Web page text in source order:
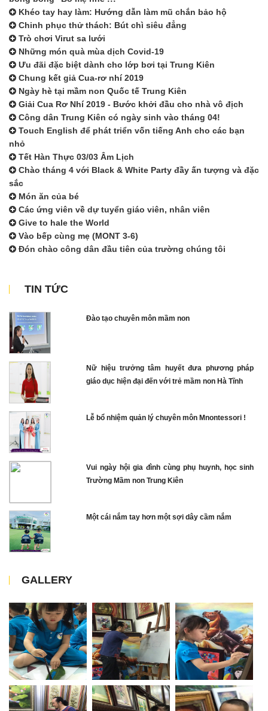
Khéo tay hay làm: Hướng dẫn làm mũ chắn bảo hộ
Chinh phục thử thách: Bút chì siêu đẳng
Trò chơi Virut sa lưới
Những món quà mùa dịch Covid-19
Ưu đãi đặc biệt dành cho lớp bơi tại Trung Kiên
Chung kết giả Cua-rơ nhí 2019
Ngày hè tại mầm non Quốc tế Trung Kiên
Giải Cua Rơ Nhí 2019 - Bước khởi đầu cho nhà vô địch
Công dân Trung Kiên có ngày sinh vào tháng 04!
Touch English để phát triển vốn tiếng Anh cho các bạn
nhỏ
Tết Hàn Thực 03/03 Âm Lịch
Chào tháng 4 với Black & White Party đầy ấn tượng và đặc
sắc
Món ăn của bé
Các ứng viên về dự tuyển giáo viên, nhân viên
Give to hale the World
Vào bếp cùng mẹ (MONT 3-6)
Đón chào công dân đầu tiên của trường chúng tôi
TIN TỨC
Đào tạo chuyên môn mầm non
Nữ hiệu trưởng tâm huyết đưa phương pháp
giáo dục hiện đại đến với trẻ mầm non Hà Tĩnh
Lễ bổ nhiệm quản lý chuyên môn Mnontessori !
Vui ngày hội gia đình cùng phụ huynh, học sinh
Trường Mầm non Trung Kiên
Một cái nắm tay hơn một sợi dây cầm nắm
GALLERY